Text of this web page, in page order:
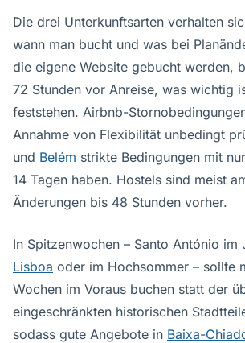
Die drei Unterkunftsarten verhalten
wann man bucht und was bei
die eigene Website gebucht werden,
72 Stunden vor Anreise, was wichtig
feststehen. Airbnb-
Annahme von Flexibilität unbedingt
und Belém strikte Bedingungen mit
14 Tagen haben. Hostels sind meist
Änderungen bis 48 Stunden vorher.
In Spitzenwochen – Santo António
Lisboa oder im Hochsommer – sollte
Wochen im Voraus buchen statt der
eingeschränkten historischen
sodass gute Angebote in Baixa-